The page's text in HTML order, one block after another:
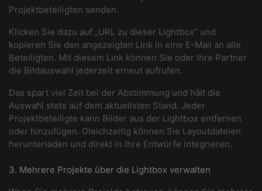
Projektbeteiligten senden.
Klicken Sie dazu auf „URL zu dieser Lightbox" und
kopieren Sie den angezeigten Link in eine E-Mail an alle
Beteiligten. Mit diesem Link können Sie oder Ihre Partner
die Bildauswahl jederzeit erneut aufrufen.
Das spart viel Zeit bei der Abstimmung und hält die
Auswahl stets auf dem aktuellsten Stand. Jeder
Projektbeteiligte kann Bilder aus der Lightbox entfernen
oder hinzufügen. Gleichzeitig können Sie Layoutdateien
herunterladen und direkt in Ihre Entwürfe integrieren.
3. Mehrere Projekte über die Lightbox verwalten